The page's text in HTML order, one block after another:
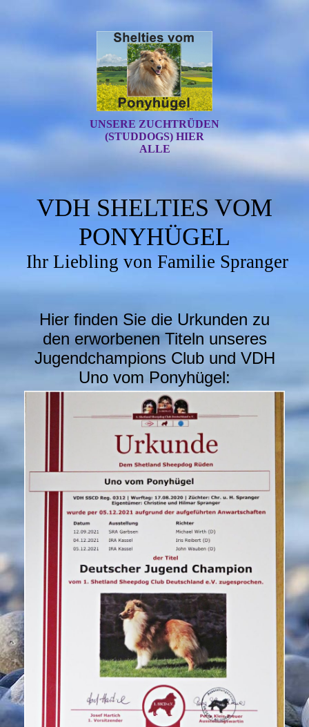
UNSERE ZUCHTRÜDEN
(STUDDOGS) HIER
ALLE
VDH SHELTIES VOM
PONYHÜGEL
Ihr Liebling von Familie Spranger
Hier finden Sie die Urkunden zu
den erworbenen Titeln unseres
Jugendchampions Club und VDH
Uno vom Ponyhügel: